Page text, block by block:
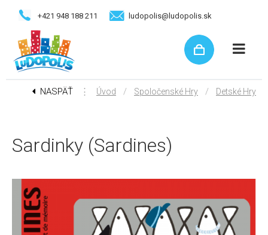
+421 948 188 211 ludopolis@ludopolis.sk
NASPÄŤ ⋮ Úvod / Spoločenské Hry / Detské Hry
Sardinky (Sardines)